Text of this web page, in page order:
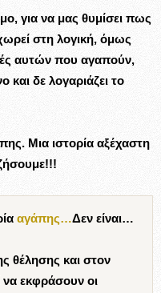
για να μας θυμίσει πως
στη λογική, όμως
αυτών που αγαπούν,
δε λογαριάζει το
Μια ιστορία αξέχαστη
αγάπης…Δεν είναι…
θέλησης και στον
εκφράσουν οι